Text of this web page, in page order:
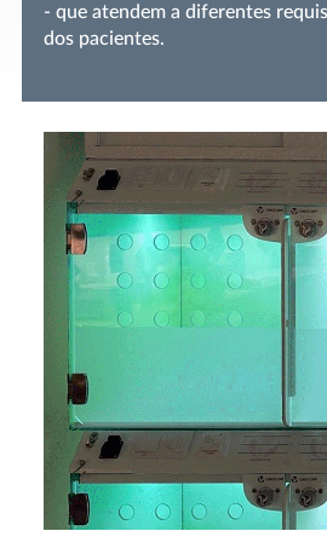
- que atendem a diferentes
dos pacientes.